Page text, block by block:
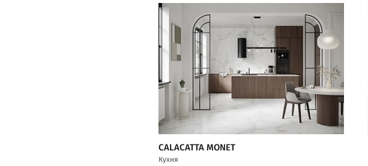
CALACATTA MONET
Кухня